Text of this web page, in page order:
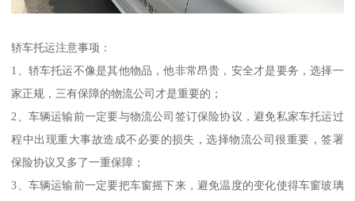
轿车托运注意事项：
1、轿车托运不像是其他物品，他非常昂贵，安全才是要务，选择一
家正规，三有保障的物流公司才是重要的；
2、车辆运输前一定要与物流公司签订保险协议，避免私家车托运过
程中出现重大事故造成不必要的损失，选择物流公司很重要，签署
保险协议又多了一重保障；
3、车辆运输前一定要把车窗摇下来，避免温度的变化使得车窗玻璃